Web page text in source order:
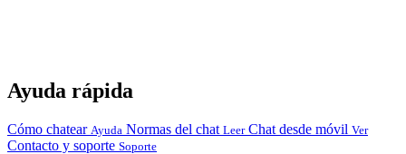
Ayuda rápida
Cómo chatear Ayuda Normas del chat Leer Chat desde móvil Ver
Contacto y soporte Soporte